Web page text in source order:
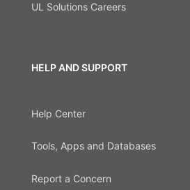
UL Solutions Careers
HELP AND SUPPORT
Help Center
Tools, Apps and Databases
Report a Concern